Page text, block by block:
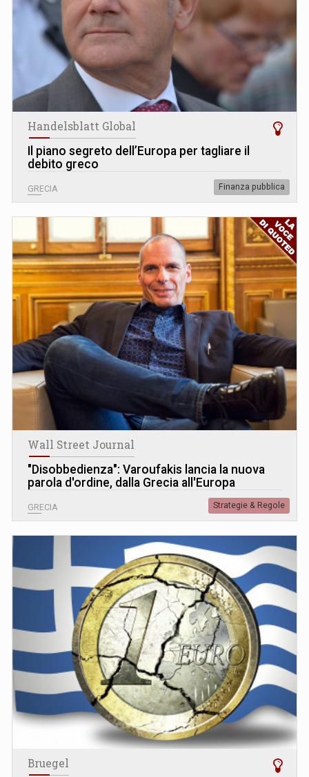
Handelsblatt Global
Il piano segreto dell’Europa per tagliare il
debito greco
GRECIA Finanza pubblica
Wall Street Journal
"Disobbedienza": Varoufakis lancia la nuova
parola d'ordine, dalla Grecia all'Europa
GRECIA Strategie & Regole
Bruegel